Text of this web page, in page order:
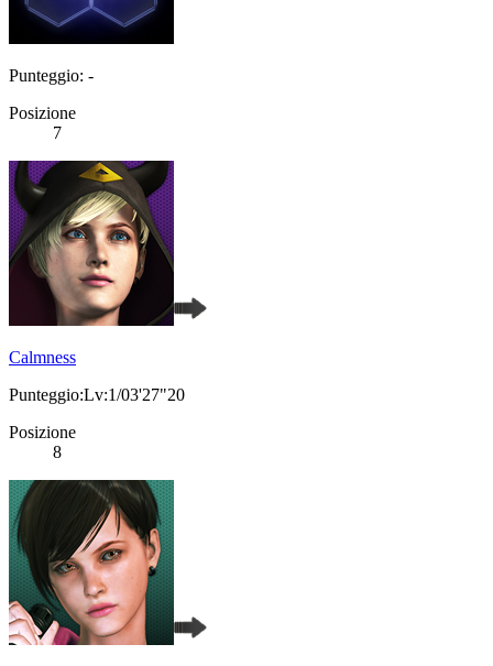
Punteggio: -
Posizione
7
Calmness
Punteggio:Lv:1/03'27"20
Posizione
8